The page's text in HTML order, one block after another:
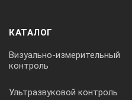
Высота СОП, мм
КАТАЛОГ
Визуально-измерительный
контроль
Ультразвуковой контроль